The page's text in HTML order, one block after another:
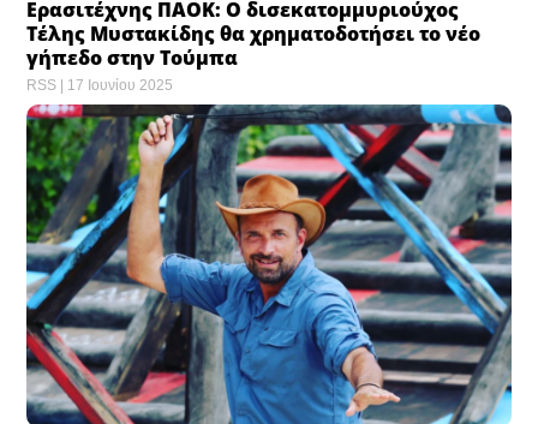
Ερασιτέχνης ΠΑΟΚ: Ο δισεκατομμυριούχος
Τέλης Μυστακίδης θα χρηματοδοτήσει το νέο
γήπεδο στην Τούμπα
RSS 17 Ιουνίου 2025